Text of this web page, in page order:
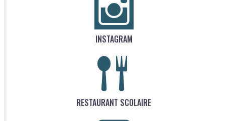
INSTAGRAM
RESTAURANT SCOLAIRE